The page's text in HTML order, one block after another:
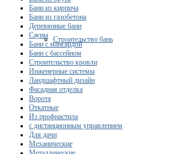
Строительство бань
Бани из кирпича
Бани из газобетона
Деревянные бани
Сауны
Бани с мансардой
Бани с бассейном
Строительство кровли
Инженерные системы
Ландшафтный дизайн
Фасадная отделка
Ворота
Откатные
Из профнастила
с дистанционным управлением
Для дачи
Механические